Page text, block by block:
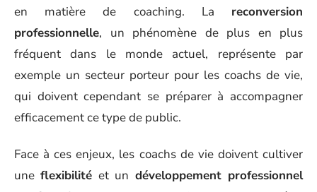
en matière de coaching. La reconversion
professionnelle, un phénomène de plus en plus
fréquent dans le monde actuel, représente par
exemple un secteur porteur pour les coachs de vie,
qui doivent cependant se préparer à accompagner
efficacement ce type de public.
Face à ces enjeux, les coachs de vie doivent cultiver
uneflexibilité et un développement professionnel